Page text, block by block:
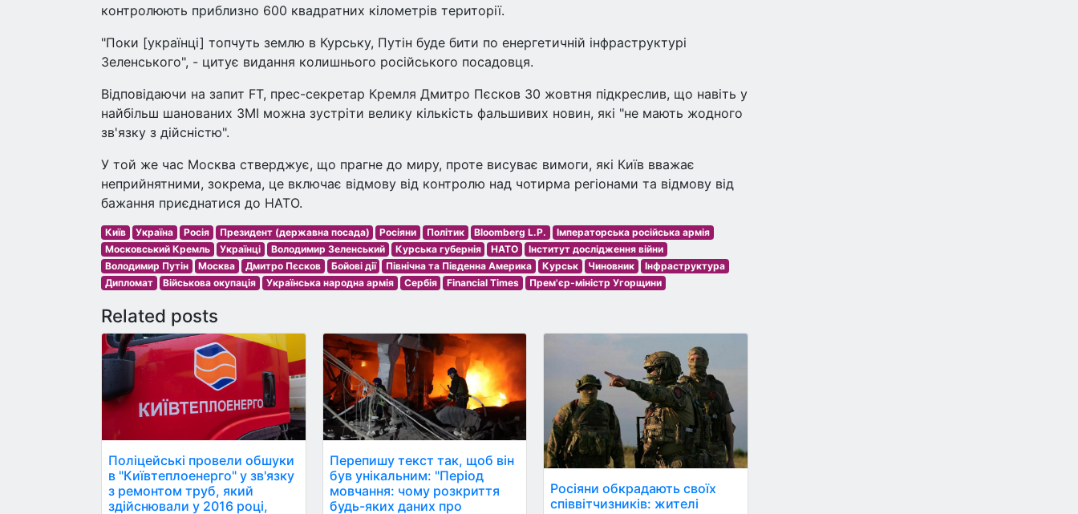
контролюють приблизно 600 квадратних кілометрів території.
"Поки [українці] топчуть землю в Курську, Путін буде бити по енергетичній інфраструктурі
Зеленського", - цитує видання колишнього російського посадовця.
Відповідаючи на запит FT, прес-секретар Кремля Дмитро Пєсков 30 жовтня підкреслив, що навіть у
найбільш шанованих ЗМІ можна зустріти велику кількість фальшивих новин, які "не мають жодного
зв'язку з дійсністю".
У той же час Москва стверджує, що прагне до миру, проте висуває вимоги, які Київ вважає
неприйнятними, зокрема, це включає відмову від контролю над чотирма регіонами та відмову від
бажання приєднатися до НАТО.
Київ Україна Росія Президент (державна посада) Росіяни Політик Bloomberg L.P.
Імператорська російська армія
Московський Кремль
Українці Володимир Зеленський Курська губернія НАТО
Інститут дослідження війни
Володимир Путін
Москва Дмитро Пєсков Бойові дії Північна та Південна Америка Курськ Чиновник
Інфраструктура
Дипломат
Військова окупація Українська народна армія Сербія Financial Times Прем'єр-міністр Угорщини
Related posts
Поліцейські провели обшуки
в "Київтеплоенерго" у зв'язку
з ремонтом труб, який
здійснювали у 2016 році,
Перепишу текст так, щоб він
був унікальним: "Період
мовчання: чому розкриття
будь-яких даних про
Росіяни обкрадають своїх
співвітчизників: жителі